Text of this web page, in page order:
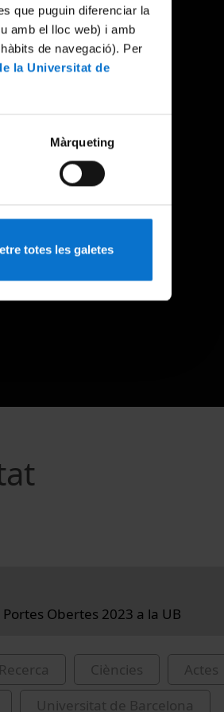
que puguin diferenciar la
amb el lloc web) i amb
de navegació). Per
la Universitat de
Màrqueting
totes les galetes
Obertes 2023 a la UB
Ciències
Actes
Universitat de Barcelona